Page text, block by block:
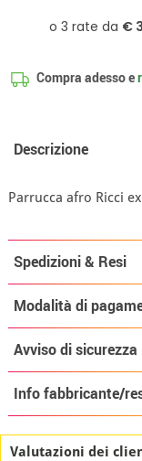
Compra adesso e
Descrizione
Parrucca afro Ricci
Spedizioni & Resi
Modalità di
Avviso di sicurezza
Info fabbricante/
Valutazioni dei